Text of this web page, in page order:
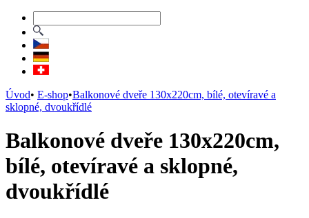
Úvod• E-shop•Balkonové dveře 130x220cm, bílé, otevíravé a
sklopné, dvoukřídlé
Balkonové dveře 130x220cm,
bílé, otevíravé a sklopné,
dvoukřídlé